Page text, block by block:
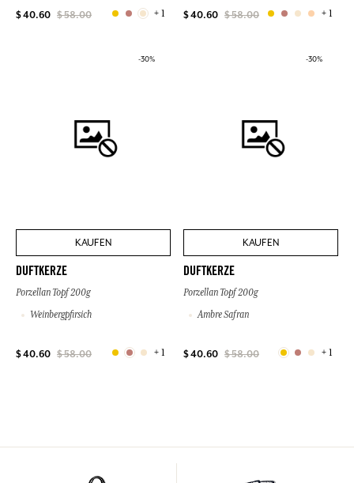
$ 40.60 $ 58.00 + 1 $ 40.60 $ 58.00 + 1
-30%
KAUFEN
DUFTKERZE
Porzellan Topf 200g
Weinbergpfirsich
$ 40.60 $ 58.00 + 1
-30%
KAUFEN
DUFTKERZE
Porzellan Topf 200g
Ambre Safran
$ 40.60 $ 58.00 + 1